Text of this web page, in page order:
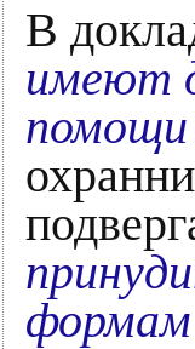
В
имеют
формам